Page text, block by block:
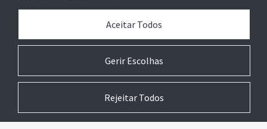
EDIFÍCIOS INTELIGENTES
Gerir Escolhas
Aceitar Todos
Rejeitar Todos